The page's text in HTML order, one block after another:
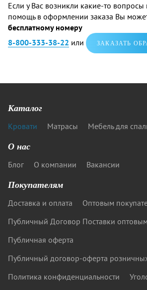
Если у Вас возникли какие-то
помощь в оформлении заказа Вы
бесплатному номеру
8-800-333-38-22 или ЗАКАЗАТЬ
Каталог
Кровати Матрасы Мебель для
О нас
Блог О компании Вакансии
Покупателям
Доставка и оплата
Оптовым
Публичный Договор Поставки
Публичная оферта
Публичный договор-оферта
Политика конфиденциальности